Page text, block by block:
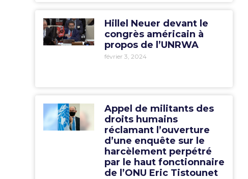
Hillel Neuer devant le
congrès américain à
propos de l’UNRWA
février 3, 2024
Appel de militants des
droits humains
réclamant l’ouverture
d’une enquête sur le
harcèlement perpétré
par le haut fonctionnaire
de l’ONU Eric Tistounet